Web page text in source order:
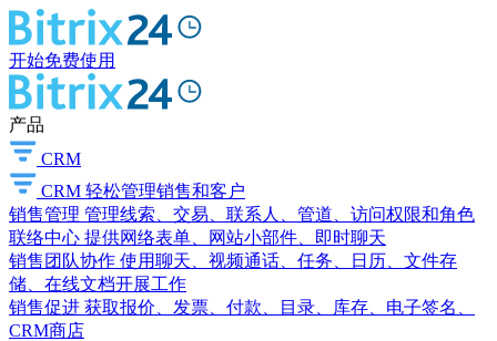
开始免费使用
产品
CRM
CRM 轻松管理销售和客户
销售管理 管理线索、交易、联系人、管道、访问权限和角色
联络中心 提供网络表单、网站小部件、即时聊天
销售团队协作 使用聊天、视频通话、任务、日历、文件存
储、在线文档开展工作
销售促进 获取报价、发票、付款、目录、库存、电子签名、
CRM商店